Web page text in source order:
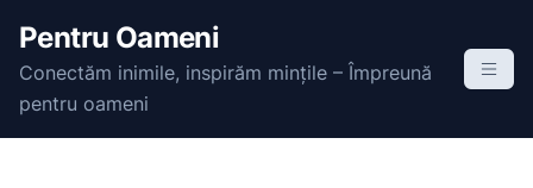
t
Pentru Oameni
Conectăm inimile, inspirăm mințile – Împreună
pentru oameni